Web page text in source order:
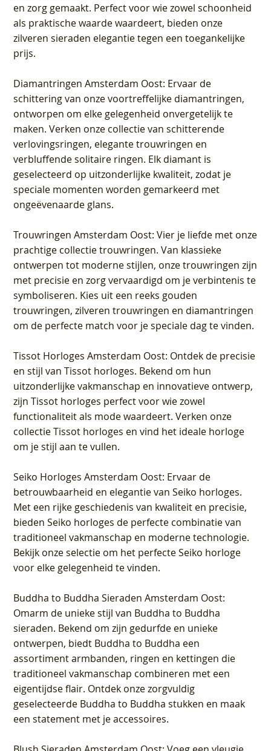
en zorg gemaakt. Perfect voor wie zowel schoonheid
als praktische waarde waardeert, bieden onze
zilveren sieraden elegantie tegen een toegankelijke
prijs.
Diamantringen Amsterdam Oost: Ervaar de
schittering van onze voortreffelijke diamantringen,
ontworpen om elke gelegenheid onvergetelijk te
maken. Verken onze collectie van schitterende
verlovingsringen, elegante trouwringen en
verbluffende solitaire ringen. Elk diamant is
geselecteerd op uitzonderlijke kwaliteit, zodat je
speciale momenten worden gemarkeerd met
ongeëvenaarde glans.
Trouwringen Amsterdam Oost: Vier je liefde met onze
prachtige collectie trouwringen. Van klassieke
ontwerpen tot moderne stijlen, onze trouwringen zijn
met precisie en zorg vervaardigd om je verbintenis te
symboliseren. Kies uit een reeks gouden
trouwringen, zilveren trouwringen en diamantringen
om de perfecte match voor je speciale dag te vinden.
Tissot Horloges Amsterdam Oost: Ontdek de precisie
en stijl van Tissot horloges. Bekend om hun
uitzonderlijke vakmanschap en innovatieve ontwerp,
zijn Tissot horloges perfect voor wie zowel
functionaliteit als mode waardeert. Verken onze
collectie Tissot horloges en vind het ideale horloge
om je stijl aan te vullen.
Seiko Horloges Amsterdam Oost: Ervaar de
betrouwbaarheid en elegantie van Seiko horloges.
Met een rijke geschiedenis van kwaliteit en precisie,
bieden Seiko horloges de perfecte combinatie van
traditioneel vakmanschap en moderne technologie.
Bekijk onze selectie om het perfecte Seiko horloge
voor elke gelegenheid te vinden.
Buddha to Buddha Sieraden Amsterdam Oost:
Omarm de unieke stijl van Buddha to Buddha
sieraden. Bekend om zijn gedurfde en unieke
ontwerpen, biedt Buddha to Buddha een
assortiment armbanden, ringen en kettingen die
traditioneel vakmanschap combineren met een
eigentijdse flair. Ontdek onze zorgvuldig
geselecteerde Buddha to Buddha stukken en maak
een statement met je accessoires.